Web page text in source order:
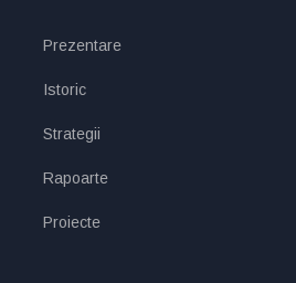
Prezentare
Istoric
Strategii
Rapoarte
Proiecte